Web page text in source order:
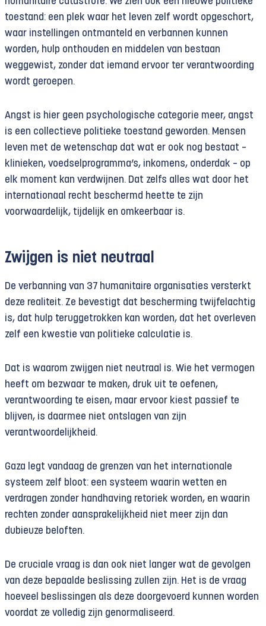
toestand: een plek waar het leven zelf wordt opgeschort,
waar instellingen ontmanteld en verbannen kunnen
worden, hulp onthouden en middelen van bestaan
weggewist, zonder dat iemand ervoor ter verantwoording
wordt geroepen.
Angst is hier geen psychologische categorie meer, angst
is een collectieve politieke toestand geworden. Mensen
leven met de wetenschap dat wat er ook nog bestaat –
klinieken, voedselprogramma’s, inkomens, onderdak – op
elk moment kan verdwijnen. Dat zelfs alles wat door het
internationaal recht beschermd heette te zijn
voorwaardelijk, tijdelijk en omkeerbaar is.
Zwijgen is niet neutraal
De verbanning van 37 humanitaire organisaties versterkt
deze realiteit. Ze bevestigt dat bescherming twijfelachtig
is, dat hulp teruggetrokken kan worden, dat het overleven
zelf een kwestie van politieke calculatie is.
Dat is waarom zwijgen niet neutraal is. Wie het vermogen
heeft om bezwaar te maken, druk uit te oefenen,
verantwoording te eisen, maar ervoor kiest passief te
blijven, is daarmee niet ontslagen van zijn
verantwoordelijkheid.
Gaza legt vandaag de grenzen van het internationale
systeem zelf bloot: een systeem waarin wetten en
verdragen zonder handhaving retoriek worden, en waarin
rechten zonder aansprakelijkheid niet meer zijn dan
dubieuze beloften.
De cruciale vraag is dan ook niet langer wat de gevolgen
van deze bepaalde beslissing zullen zijn. Het is de vraag
hoeveel beslissingen als deze doorgevoerd kunnen worden
voordat ze volledig zijn genormaliseerd.